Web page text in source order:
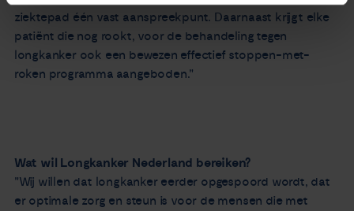
ziektepad één vast aanspreekpunt. Daarnaast krijgt elke
patiënt die nog rookt, voor de behandeling tegen
longkanker ook een bewezen effectief stoppen-met-
roken programma aangeboden."
Wat wil Longkanker Nederland bereiken?
"Wij willen dat longkanker eerder opgespoord wordt, dat
er optimale zorg en steun is voor de mensen die met